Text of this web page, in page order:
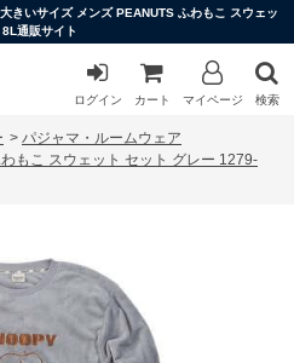
きいサイズ メンズ PEANUTS ふわもこ スウェッ
通販サイト
ログイン カート マイページ 検索
> パジャマ・ルームウェア
もこ スウェット セット グレー 1279-